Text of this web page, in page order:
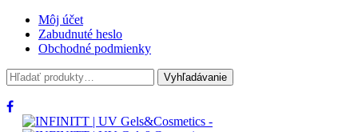
Môj účet
Zabudnuté heslo
Obchodné podmienky
Hľadať:
Vyhľadávanie